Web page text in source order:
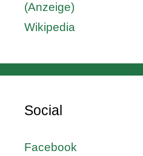
(Anzeige)
Wikipedia
Social
Facebook